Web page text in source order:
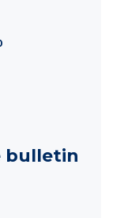
bulletin